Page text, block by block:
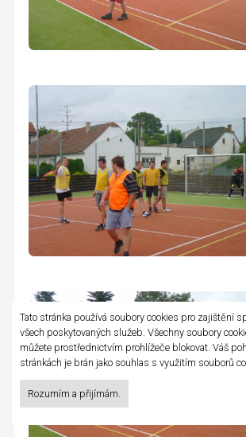
Tato stránka používá soubory cookies pro zajištění
všech poskytovaných služeb. Všechny soubory
můžete prostřednictvím prohlížeče blokovat. Váš
stránkách je brán jako souhlas s využitím souborů
Rozumím a přijímám.